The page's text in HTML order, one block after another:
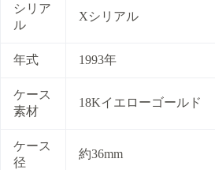
シリア
ル
Xシリアル
年式 1993年
ケース
素材
18Kイエローゴールド
ケース
径
約36mm